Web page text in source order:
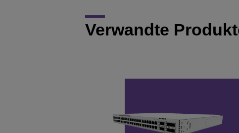
Verwandte